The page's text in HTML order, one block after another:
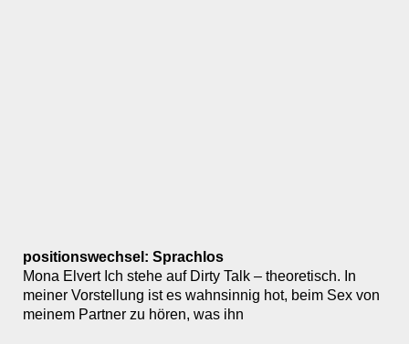
positionswechsel: Sprachlos
Mona Elvert Ich stehe auf Dirty Talk – theoretisch. In
meiner Vorstellung ist es wahnsinnig hot, beim Sex von
meinem Partner zu hören, was ihn